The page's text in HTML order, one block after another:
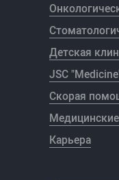
Детская
JSC
Скорая
Карьера